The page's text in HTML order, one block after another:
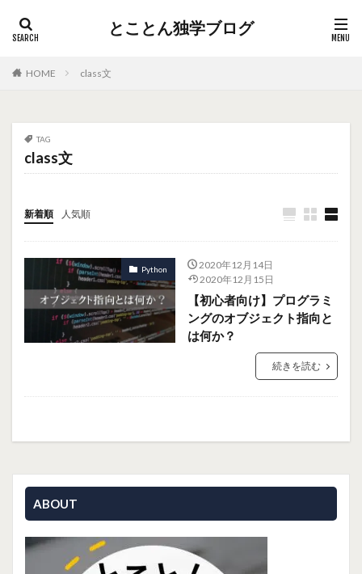
とことん独学ブログ
HOME class文
TAG
class文
新着順 人気順
Python
2020年12月14日
2020年12月15日
【初心者向け】プログラミ
ングのオブジェクト指向と
は何か？
続きを読む
ABOUT